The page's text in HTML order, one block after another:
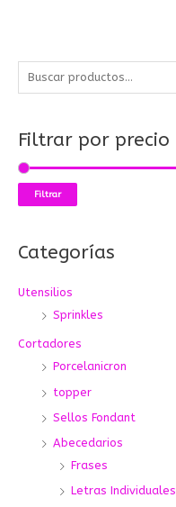
u
c
a
r
p
r
Filtrar por precio
Filtrar
Categorías
Utensilios
Sprinkles
Cortadores
Porcelanicron
topper
Sellos Fondant
Abecedarios
Frases
Letras Individuales